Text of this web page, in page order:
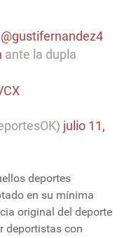
@gustifernandez4
ante la dupla
julio 11,
deportes
en su mínima
original del deporte
deportistas con